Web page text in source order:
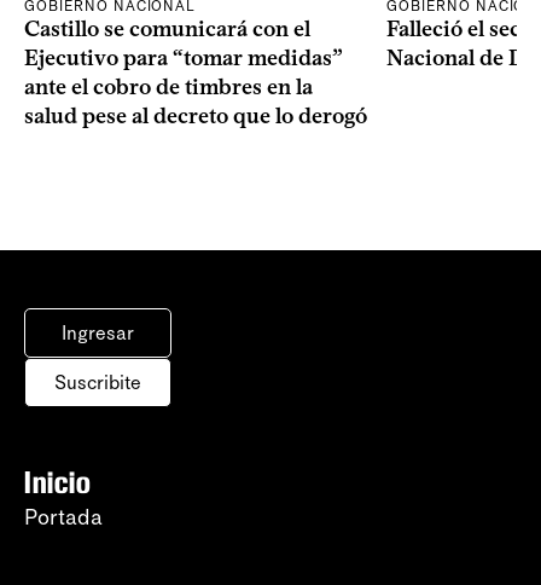
GOBIERNO NACIONAL
Castillo se comunicará con el
Ejecutivo para “tomar medidas”
ante el cobro de timbres en la
salud pese al decreto que lo derogó
GOBIERNO
Falleció el
Nacional de
Ingresar
Suscribite
Inicio
Portada